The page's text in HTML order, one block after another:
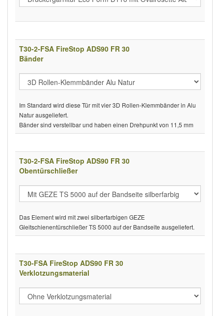
T30-2-FSA FireStop ADS90 FR 30
Bänder
Im Standard wird diese Tür mit vier 3D Rollen-Klemmbänder in Alu
Natur ausgeliefert.
Bänder sind verstellbar und haben einen Drehpunkt von 11,5 mm
T30-2-FSA FireStop ADS90 FR 30
Obentürschließer
Das Element wird mit zwei silberfarbigen GEZE
Gleitschienentürschließer TS 5000 auf der Bandseite ausgeliefert.
T30-FSA FireStop ADS90 FR 30
Verklotzungsmaterial